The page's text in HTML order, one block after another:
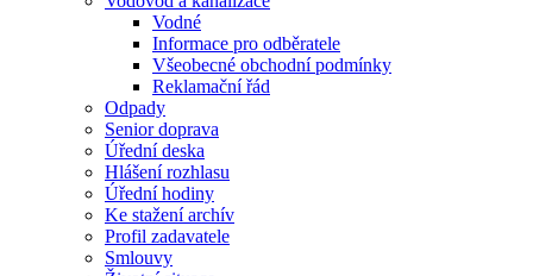
Vodné
Informace pro odběratele
Všeobecné obchodní podmínky
Reklamační řád
Odpady
Senior doprava
Úřední deska
Hlášení rozhlasu
Úřední hodiny
Ke stažení archív
Profil zadavatele
Smlouvy